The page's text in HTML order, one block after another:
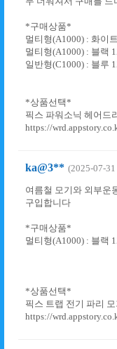
*구매상품*
멀티형(A1000) : 화이
멀티형(A1000) : 블랙 1
일반형(C1000) : 블루 1
*상품선택*
픽스 파워소닉 헤어드
https://
ka@3** (2025-07-
여름철 모기와 외부운
구입합니다
*구매상품*
멀티형(A1000) : 블랙 1
*상품선택*
픽스 트랩 전기 파리
https://